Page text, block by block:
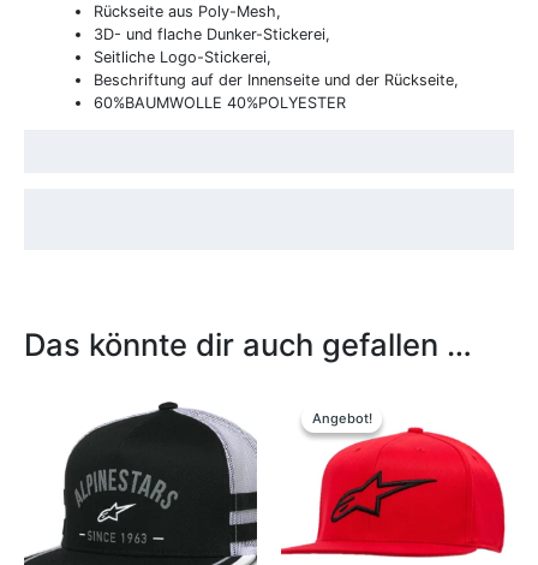
Rückseite aus Poly-Mesh,
3D- und flache Dunker-Stickerei,
Seitliche Logo-Stickerei,
Beschriftung auf der Innenseite und der Rückseite,
60%BAUMWOLLE 40%POLYESTER
Das könnte dir auch gefallen …
Angebot!
Angebot!
war:
34,99 €25,00 €.
mehrere